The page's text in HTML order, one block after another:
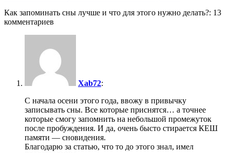
Как запоминать сны лучше и что для этого нужно делать?: 13
комментариев
Xab72:
С начала осени этого года, ввожу в привычку
записывать сны. Все которые приснятся… а точнее
которые смогу запомнить на небольшой промежуток
после пробуждения. И да, очень бысто стирается КЕШ
памяти — сновидения.
Благодарю за статью, что то до этого знал, имел